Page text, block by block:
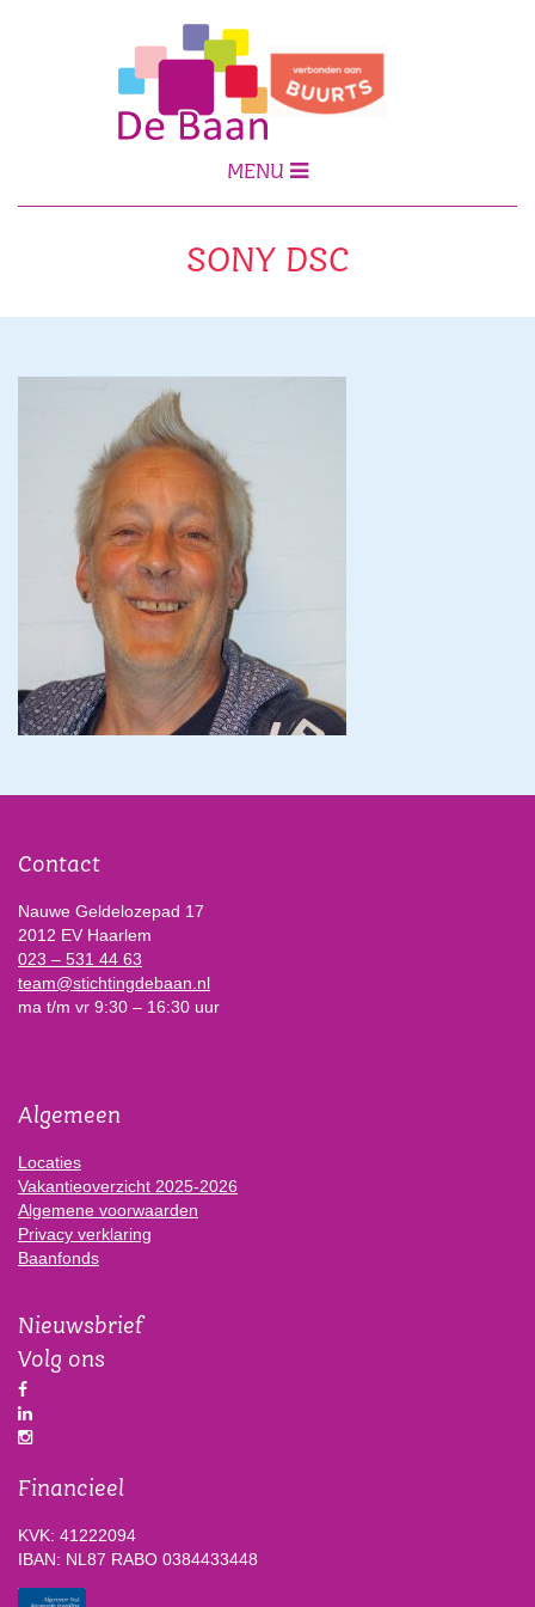
MENU
SONY DSC
Contact
Nauwe Geldelozepad 17
2012 EV Haarlem
023 – 531 44 63
team@stichtingdebaan.nl
ma t/m vr 9:30 – 16:30 uur
Algemeen
Locaties
Vakantieoverzicht 2025-2026
Algemene voorwaarden
Privacy verklaring
Baanfonds
Nieuwsbrief
Volg ons
Financieel
KVK: 41222094
IBAN: NL87 RABO 0384433448